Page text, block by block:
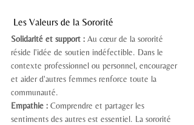
Les Valeurs de la Sororité
Solidarité et support : Au cœur de la sororité
réside l'idée de soutien indéfectible. Dans le
contexte professionnel ou personnel, encourager
et aider d'autres femmes renforce toute la
communauté.
Empathie : Comprendre et partager les
sentiments des autres est essentiel. La sororité